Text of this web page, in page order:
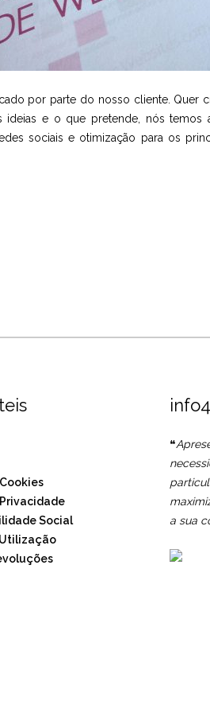
por parte do nosso cliente. Quer
e o que pretende, nós temos
sociais e otimização para os
Social
❝
a sua